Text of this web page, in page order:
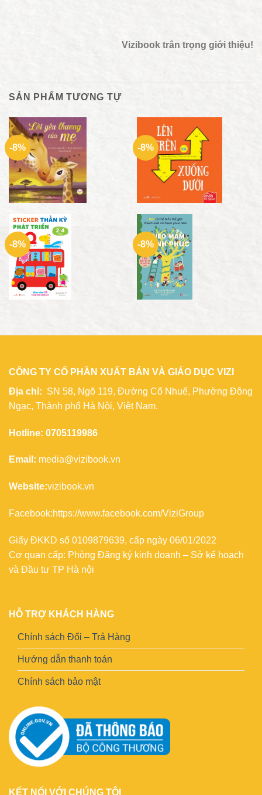
Vizibook trân trọng giới thiệu!
SẢN PHẨM TƯƠNG TỰ
-8% -8%
-8% -8%
CÔNG TY CỔ PHẦN XUẤT BẢN VÀ GIÁO DỤC VIZI
Địa chỉ: SN 58, Ngõ 119, Đường Cổ Nhuế, Phường Đông
Ngạc, Thành phố Hà Nội, Việt Nam.
Hotline: 0705119986
Email: media@vizibook.vn
Website:vizibook.vn
Facebook:https://www.facebook.com/ViziGroup
Giấy ĐKKD số 0109879639, cấp ngày 06/01/2022
Cơ quan cấp: Phòng Đăng ký kinh doanh – Sở kế hoạch
và Đầu tư TP Hà nội
HỖ TRỢ KHÁCH HÀNG
Chính sách Đổi – Trả Hàng
Hướng dẫn thanh toán
Chính sách bảo mật
KẾT NỐI VỚI CHÚNG TÔI